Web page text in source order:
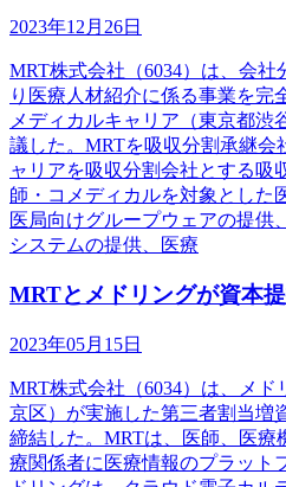
2023年12月26日
MRT株式会社（6034）は、会社
り医療人材紹介に係る事業を完
メディカルキャリア（東京都渋
議した。MRTを吸収分割承継会
ャリアを吸収分割会社とする吸
師・コメディカルを対象とした
医局向けグループウェアの提供
システムの提供、医療
MRTとメドリングが資本
2023年05月15日
MRT株式会社（6034）は、メ
京区）が実施した第三者割当増
締結した。MRTは、医師、医療
療関係者に医療情報のプラット